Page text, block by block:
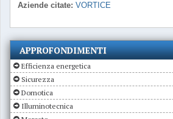
Aziende citate: VORTICE
APPROFONDIMENTI
Efficienza energetica
Sicurezza
Domotica
Illuminotecnica